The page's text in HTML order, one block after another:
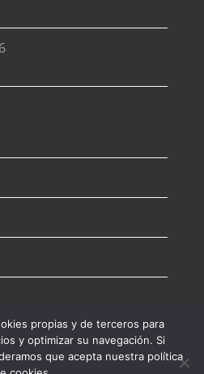
porAgencia de Marketing
- Digital2G
propias y de terceros para
y optimizar su navegación. Si
que acepta nuestra política